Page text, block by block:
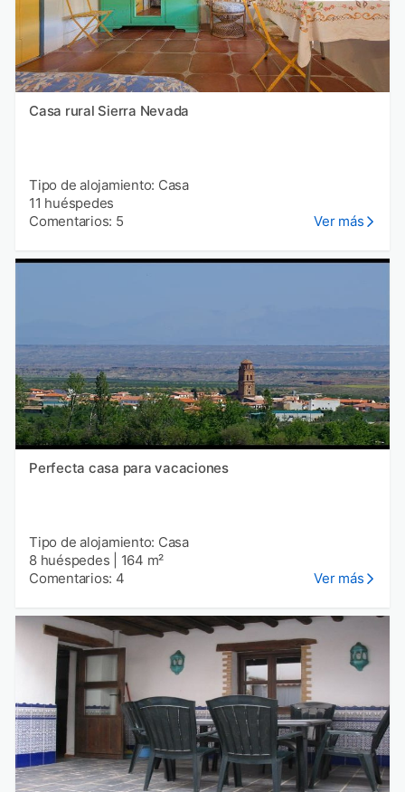
Casa rural Sierra Nevada
Tipo de alojamiento: Casa
11 huéspedes
Comentarios: 5
Ver más
Perfecta casa para vacaciones
Tipo de alojamiento: Casa
8 huéspedes
164 m²
Comentarios: 4
Ver más